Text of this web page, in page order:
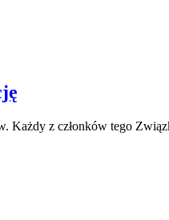
z członków tego